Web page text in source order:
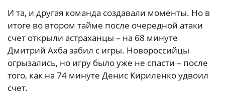
И та, и другая команда создавали моменты. Но в
итоге во втором тайме после очередной атаки
счет открыли астраханцы – на 68 минуте
Дмитрий Ахба забил с игры. Новороссийцы
огрызались, но игру было уже не спасти – после
того, как на 74 минуте Денис Кириленко удвоил
счет.